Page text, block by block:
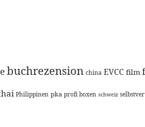
buchrezension china EVCC film
Philippinen pka profi boxen schweiz